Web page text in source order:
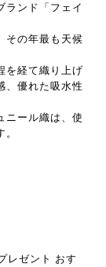
ランド「フェイ
その年最も天候
を経て織り上げ
、優れた吸水性
ニール織は、使
レゼント おす